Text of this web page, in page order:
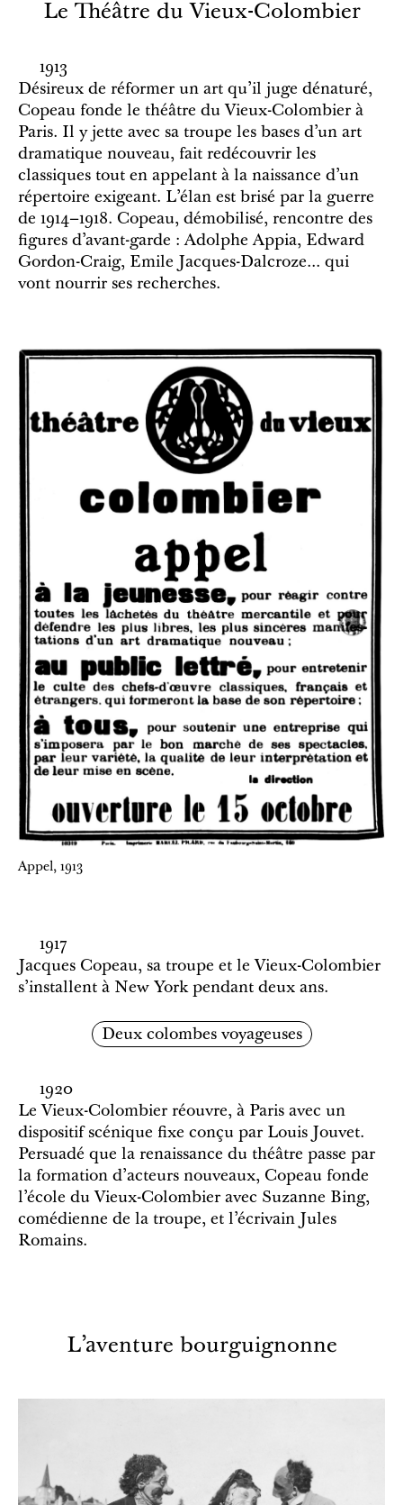
Le Théâtre du Vieux-Colombier
1913
Désireux de réformer un art qu’il juge dénaturé,
Copeau fonde le théâtre du Vieux-Colombier à
Paris. Il y jette avec sa troupe les bases d’un art
dramatique nouveau, fait redécouvrir les
classiques tout en appelant à la naissance d’un
répertoire exigeant. L’élan est brisé par la guerre
de 1914–1918. Copeau, démobilisé, rencontre des
figures d’avant-garde : Adolphe Appia, Edward
Gordon-Craig, Emile Jacques-Dalcroze... qui
vont nourrir ses recherches.
Appel, 1913
1917
Jacques Copeau, sa troupe et le Vieux-Colombier
s’installent à New York pendant deux ans.
Deux colombes voyageuses
1920
Le Vieux-Colombier réouvre, à Paris avec un
dispositif scénique fixe conçu par Louis Jouvet.
Persuadé que la renaissance du théâtre passe par
la formation d'acteurs nouveaux, Copeau fonde
l’école du Vieux-Colombier avec Suzanne Bing,
comédienne de la troupe, et l’écrivain Jules
Romains.
L’aventure bourguignonne